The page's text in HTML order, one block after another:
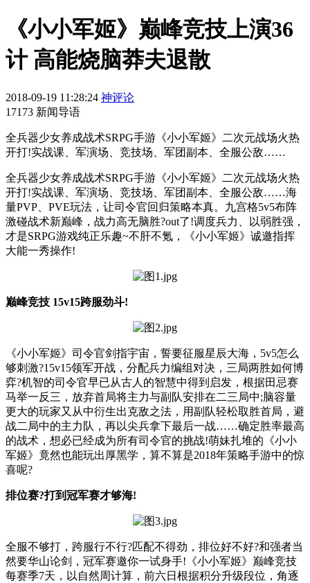
《小小军姬》巅峰竞技上演36
计 高能烧脑莽夫退散
2018-09-19 11:28:24 神评论
17173 新闻导语
全兵器少女养成战术SRPG手游《小小军姬》二次元战场火热
开打!实战课、军演场、竞技场、军团副本、全服公敌……
全兵器少女养成战术SRPG手游《小小军姬》二次元战场火热
开打!实战课、军演场、竞技场、军团副本、全服公敌……海
量PVP、PVE玩法，让司令官回归策略本真。九宫格5v5布阵
激碰战术新巅峰，战力高无脑胜?out了!调度兵力、以弱胜强，
才是SRPG游戏纯正乐趣~不肝不氪，《小小军姬》诚邀指挥
大能一秀操作!
巅峰竞技 15v15跨服劲斗!
《小小军姬》司令官剑指宇宙，誓要征服星辰大海，5v5怎么
够刺激?15v15领军开战，分配兵力编组对决，三局两胜如何博
弈?机智的司令官早已从古人的智慧中得到启发，根据田忌赛
马举一反三，放弃首局将主力与副队安排在二三局中;脑容量
更大的玩家又从中衍生出克敌之法，用副队轻松取胜首局，避
战二局中的主力队，再以尖兵拿下最后一战……确定胜率最高
的战术，想必已经成为所有司令官的挑战!萌妹扎堆的《小小
军姬》竟然也能玩出厚黑学，算不算是2018年策略手游中的惊
喜呢?
排位赛?打到冠军赛才够海!
全服不够打，跨服行不行?匹配不得劲，排位好不好?和强者当
然要华山论剑，冠军赛邀你一试身手!《小小军姬》巅峰竞技
每赛季7天，以自然周计算，前六日根据积分升级段位，角逐